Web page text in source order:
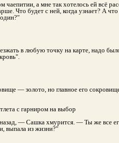
чаепитии, а мне так хотелось ей всё
Что будет с ней, когда узнает? А
в любую точку на карте, надо
— золото, но главное его
с гарниром на выбор
— Сашка хмурится. — Ты же все
выпала из жизни?"